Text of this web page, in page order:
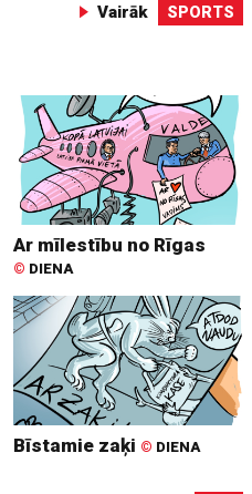
Vairāk SPORTS
Ar mīlestību no Rīgas
© DIENA
Bīstamie zaķi © DIENA